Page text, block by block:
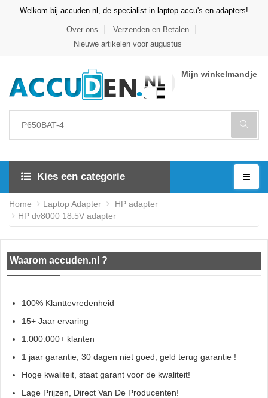
Welkom bij accuden.nl, de specialist in laptop accu's en adapters!
Over ons
Verzenden en Betalen
Nieuwe artikelen voor augustus
Mijn winkelmandje
Kies een categorie
Home Laptop Adapter
HP adapter
HP dv8000 18.5V adapter
Waarom accuden.nl ?
100% Klanttevredenheid
15+ Jaar ervaring
1.000.000+ klanten
1 jaar garantie, 30 dagen niet goed, geld terug garantie !
Hoge kwaliteit, staat garant voor de kwaliteit!
Lage Prijzen, Direct Van De Producenten!